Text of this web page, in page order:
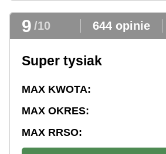
Super tysiak
MAX KWOTA:
MAX OKRES:
MAX RRSO:
9 /10 644 opinie